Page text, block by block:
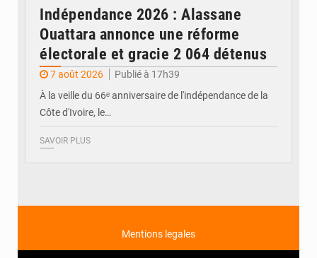
Indépendance 2026 : Alassane
Ouattara annonce une réforme
électorale et gracie 2 064 détenus
7 août 2026
Publié à 17h39
À la veille du 66ᵉ anniversaire de l'indépendance de la
Côte d'Ivoire, le…
SAVOIR PLUS
Mentions legales